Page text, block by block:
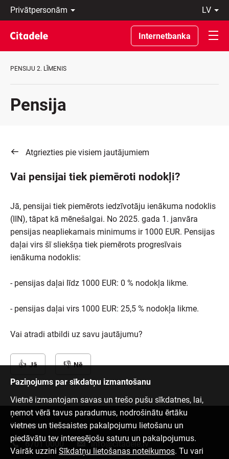
Privātpersonām
Uzņēmumiem
Private
Banking
Par
C
lv
Latviski
По-
русски
In
Internetbanka
PENSIJU 2. LĪMENIS
Pensija
Atgriezties pie visiem jautājumiem
Vai pensijai tiek piemēroti nodokļi?
Jā, pensijai tiek piemērots iedzīvotāju ienākuma nodoklis
(IIN), tāpat kā mēnešalgai. No 2025. gada 1. janvāra
pensijas neapliekamais minimums ir 1000 EUR. Pensijas
daļai virs šī sliekšņa tiek piemērots progresīvais
ienākuma nodoklis:
- pensijas daļai līdz 1000 EUR: 0 % nodokļa likme.
- pensijas daļai virs 1000 EUR: 25,5 % nodokļa likme.
Vai atradi atbildi uz savu jautājumu?
Jā Nē
Paziņojums par sīkdatņu izmantošanu
Vietnē izmantojam savas un trešo pušu sīkdatnes, lai,
ņemot vērā tavus paradumus, nodrošinātu ērtāku
vietnes un tiešsaistes pakalpojumu lietošanu un
piedāvātu tev interesējošu saturu un pakalpojumus.
Vairāk uzzini Sīkdatņu lietošanas noteikumos. Tu vari
Sazinies ar mums
6701 0000 info@citadele.lv